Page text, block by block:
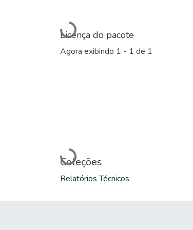
Carregando...
Licença do pacote
Agora exibindo 1 - 1 de 1
Carregando...
Coleções
Relatórios Técnicos